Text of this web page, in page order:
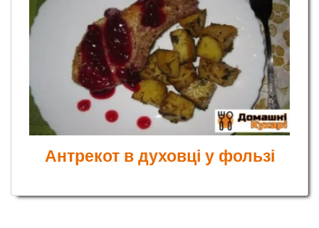
Антрекот в духовці у фользі